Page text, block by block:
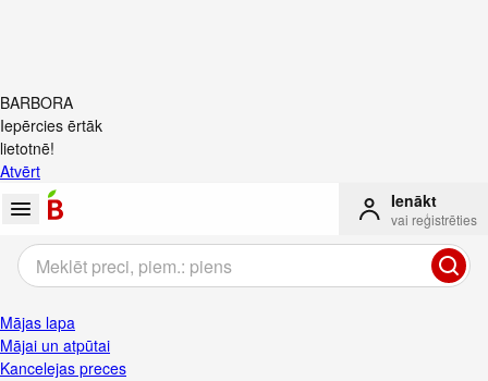
BARBORA
Iepērcies ērtāk
lietotnē!
Atvērt
Ienākt
vai reģistrēties
Mājas lapa
Mājai un atpūtai
Kancelejas preces